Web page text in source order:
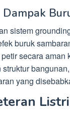
sistem
buruk
secara
yang